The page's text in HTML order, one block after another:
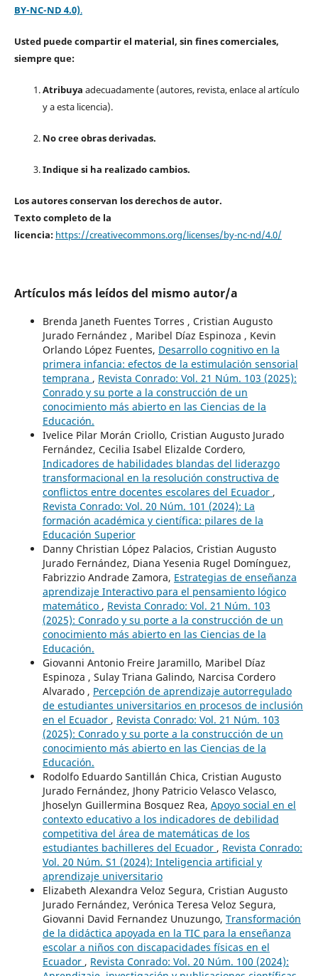
BY-NC-ND 4.0).
Usted puede compartir el material, sin fines comerciales,
siempre que:
Atribuya adecuadamente (autores, revista, enlace al artículo
y a esta licencia).
No cree obras derivadas.
Indique si ha realizado cambios.
Los autores conservan los derechos de autor.
Texto completo de la
licencia: https://creativecommons.org/licenses/by-nc-nd/4.0/
Artículos más leídos del mismo autor/a
Brenda Janeth Fuentes Torres , Cristian Augusto
Jurado Fernández , Maribel Díaz Espinoza , Kevin
Orlando López Fuentes, Desarrollo cognitivo en la
primera infancia: efectos de la estimulación sensorial
temprana , Revista Conrado: Vol. 21 Núm. 103 (2025):
Conrado y su porte a la construcción de un
conocimiento más abierto en las Ciencias de la
Educación.
Ivelice Pilar Morán Criollo, Cristian Augusto Jurado
Fernández, Cecilia Isabel Elizalde Cordero,
Indicadores de habilidades blandas del liderazgo
transformacional en la resolución constructiva de
conflictos entre docentes escolares del Ecuador ,
Revista Conrado: Vol. 20 Núm. 101 (2024): La
formación académica y científica: pilares de la
Educación Superior
Danny Christian López Palacios, Cristian Augusto
Jurado Fernández, Diana Yesenia Rugel Domínguez,
Fabrizzio Andrade Zamora, Estrategias de enseñanza
aprendizaje Interactivo para el pensamiento lógico
matemático , Revista Conrado: Vol. 21 Núm. 103
(2025): Conrado y su porte a la construcción de un
conocimiento más abierto en las Ciencias de la
Educación.
Giovanni Antonio Freire Jaramillo, Maribel Díaz
Espinoza , Sulay Triana Galindo, Narcisa Cordero
Alvarado , Percepción de aprendizaje autorregulado
de estudiantes universitarios en procesos de inclusión
en el Ecuador , Revista Conrado: Vol. 21 Núm. 103
(2025): Conrado y su porte a la construcción de un
conocimiento más abierto en las Ciencias de la
Educación.
Rodolfo Eduardo Santillán Chica, Cristian Augusto
Jurado Fernández, Jhony Patricio Velasco Velasco,
Jhoselyn Guillermina Bosquez Rea, Apoyo social en el
contexto educativo a los indicadores de debilidad
competitiva del área de matemáticas de los
estudiantes bachilleres del Ecuador , Revista Conrado:
Vol. 20 Núm. S1 (2024): Inteligencia artificial y
aprendizaje universitario
Elizabeth Alexandra Veloz Segura, Cristian Augusto
Jurado Fernández, Verónica Teresa Veloz Segura,
Giovanni David Fernandez Unuzungo, Transformación
de la didáctica apoyada en la TIC para la enseñanza
escolar a niños con discapacidades físicas en el
Ecuador , Revista Conrado: Vol. 20 Núm. 100 (2024):